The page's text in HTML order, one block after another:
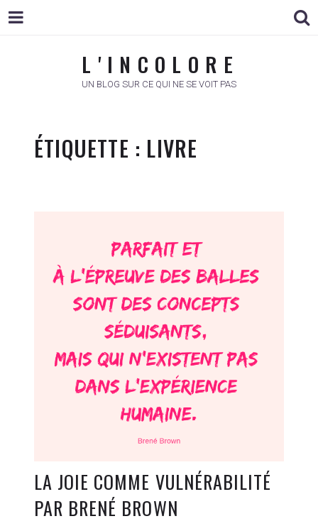
L ' I N C O L O R E
UN BLOG SUR CE QUI NE SE VOIT PAS
ÉTIQUETTE : LIVRE
LA JOIE COMME VULNÉRABILITÉ
PAR BRENÉ BROWN
L ' I N C O L O R E